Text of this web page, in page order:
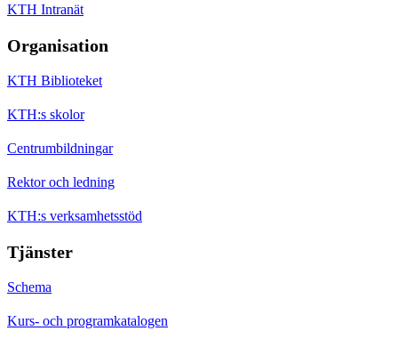
KTH Intranät
Organisation
KTH Biblioteket
KTH:s skolor
Centrumbildningar
Rektor och ledning
KTH:s verksamhetsstöd
Tjänster
Schema
Kurs- och programkatalogen